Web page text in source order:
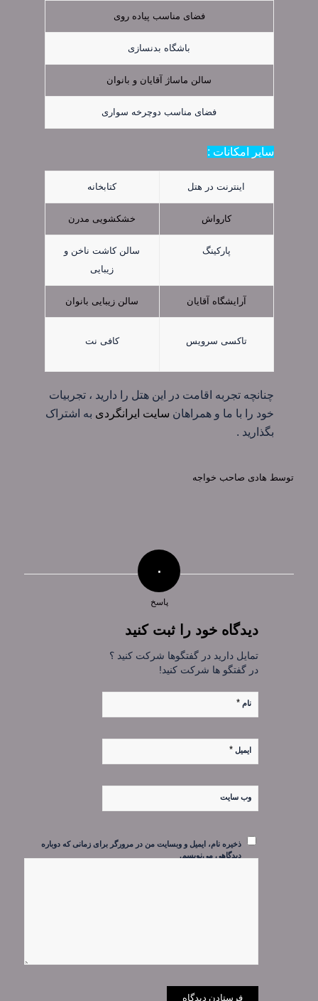
فضای مناسب پیاده روی
باشگاه بدنسازی
سالن ماساژ آقایان و بانوان
فضای مناسب دوچرخه سواری
سایر امکانات :
اینترنت در هتل کتابخانه
کارواش خشکشویی مدرن
پارکینگ
سالن کاشت ناخن و
زیبایی
آرایشگاه آقایان سالن زیبایی بانوان
تاکسی سرویس کافی نت
چنانچه تجربه اقامت در این هتل را دارید ، تجربیات
خود را با ما و همراهان سایت ایرانگردی به اشتراک
بگذارید .
توسط هادی صاحب خواجه
۰
پاسخ
دیدگاه خود را ثبت کنید
تمایل دارید در گفتگوها شرکت کنید ؟
در گفتگو ها شرکت کنید!
نام *
ایمیل *
وب‌ سایت
ذخیره نام، ایمیل و وبسایت من در مرورگر برای زمانی که دوباره
دیدگاهی می‌نویسم.